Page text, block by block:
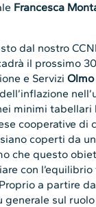
Francesca
dal nostro
il prossimo
e ServiziOlmo
minimi
cooperative di
coperti da
che questo
con
a partire
generale sul